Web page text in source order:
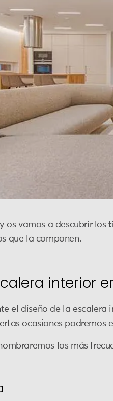
os vamos a descubrir los
que la componen.
interior
el diseño de la
ocasiones podremos
los más